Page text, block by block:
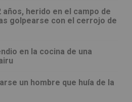
años, herido en el campo de
golpearse con el cerrojo de
en la cocina de una
un hombre que huía de la